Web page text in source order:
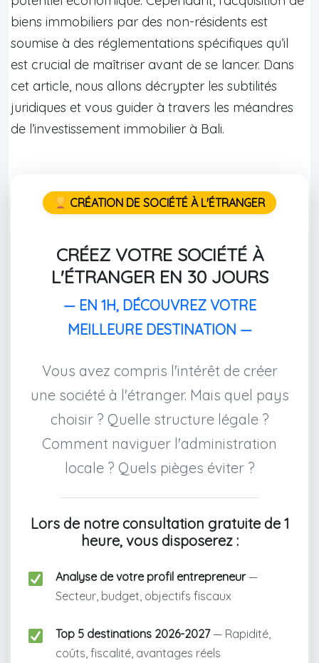
biens immobiliers par des non-résidents est
soumise à des réglementations spécifiques qu’il
est crucial de maîtriser avant de se lancer. Dans
cet article, nous allons décrypter les subtilités
juridiques et vous guider à travers les méandres
de l’investissement immobilier à Bali.
CRÉATION DE SOCIÉTÉ À L'ÉTRANGER
CRÉEZ VOTRE SOCIÉTÉ À
L'ÉTRANGER EN 30 JOURS
— EN 1H, DÉCOUVREZ VOTRE
MEILLEURE DESTINATION —
Vous avez compris l'intérêt de créer
une société à l'étranger. Mais quel pays
choisir ? Quelle structure légale ?
Comment naviguer l'administration
locale ? Quels pièges éviter ?
Lors de notre consultation gratuite de 1
heure, vous disposerez :
Analyse de votre profil entrepreneur —
Secteur, budget, objectifs fiscaux
Top 5 destinations 2026-2027 — Rapidité,
coûts, fiscalité, avantages réels